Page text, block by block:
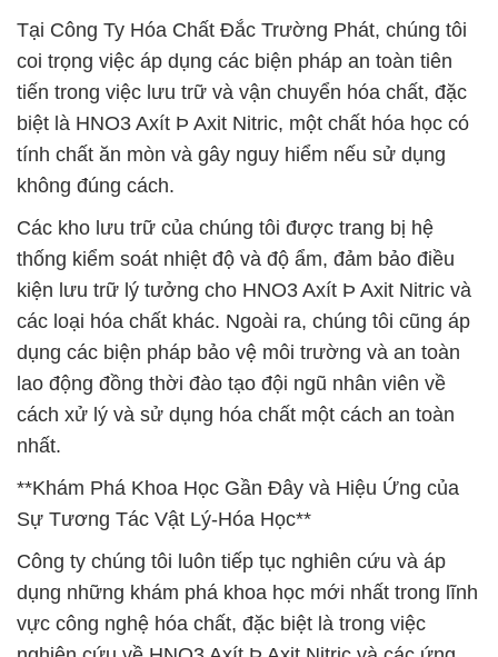
Tại Công Ty Hóa Chất Đắc Trường Phát, chúng tôi
coi trọng việc áp dụng các biện pháp an toàn tiên
tiến trong việc lưu trữ và vận chuyển hóa chất, đặc
biệt là HNO3 Axít Þ Axit Nitric, một chất hóa học có
tính chất ăn mòn và gây nguy hiểm nếu sử dụng
không đúng cách.
Các kho lưu trữ của chúng tôi được trang bị hệ
thống kiểm soát nhiệt độ và độ ẩm, đảm bảo điều
kiện lưu trữ lý tưởng cho HNO3 Axít Þ Axit Nitric và
các loại hóa chất khác. Ngoài ra, chúng tôi cũng áp
dụng các biện pháp bảo vệ môi trường và an toàn
lao động đồng thời đào tạo đội ngũ nhân viên về
cách xử lý và sử dụng hóa chất một cách an toàn
nhất.
**Khám Phá Khoa Học Gần Đây và Hiệu Ứng của
Sự Tương Tác Vật Lý-Hóa Học**
Công ty chúng tôi luôn tiếp tục nghiên cứu và áp
dụng những khám phá khoa học mới nhất trong lĩnh
vực công nghệ hóa chất, đặc biệt là trong việc